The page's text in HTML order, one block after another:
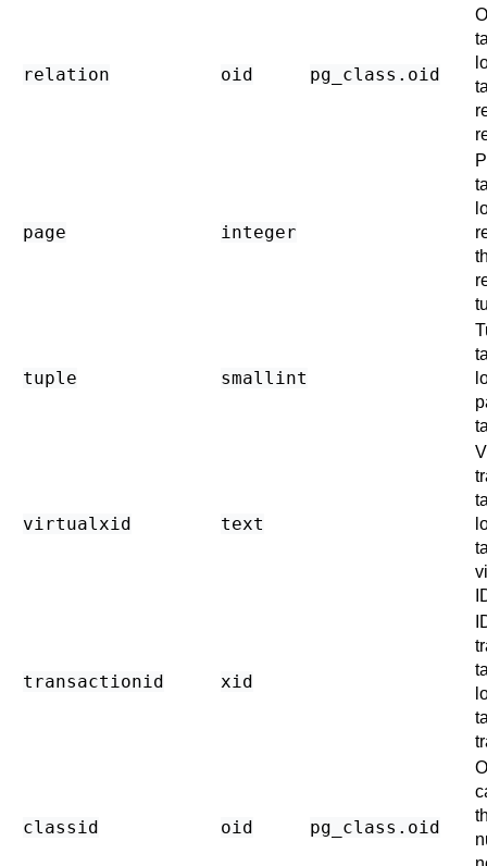
relation oid pg_class .oid
page integer
tuple smallint
virtualxid text
transactionid xid
classid oid pg_class .oid